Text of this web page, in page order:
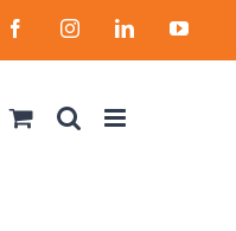
FacebookInstagramLinkedIn